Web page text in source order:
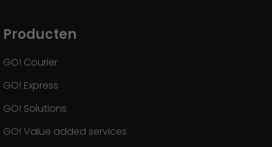
Producten
GO! Courier
GO! Express
GO! Solutions
GO! Value added services